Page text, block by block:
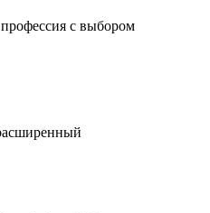
с выбором